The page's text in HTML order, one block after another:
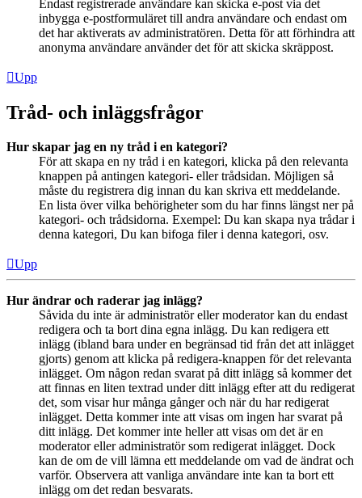
Endast registrerade användare kan skicka e-post via det
inbygga e-postformuläret till andra användare och endast om
det har aktiverats av administratören. Detta för att förhindra att
anonyma användare använder det för att skicka skräppost.
Upp
Tråd- och inläggsfrågor
Hur skapar jag en ny tråd i en kategori?
För att skapa en ny tråd i en kategori, klicka på den relevanta
knappen på antingen kategori- eller trådsidan. Möjligen så
måste du registrera dig innan du kan skriva ett meddelande.
En lista över vilka behörigheter som du har finns längst ner på
kategori- och trådsidorna. Exempel: Du kan skapa nya trådar i
denna kategori, Du kan bifoga filer i denna kategori, osv.
Upp
Hur ändrar och raderar jag inlägg?
Såvida du inte är administratör eller moderator kan du endast
redigera och ta bort dina egna inlägg. Du kan redigera ett
inlägg (ibland bara under en begränsad tid från det att inlägget
gjorts) genom att klicka på redigera-knappen för det relevanta
inlägget. Om någon redan svarat på ditt inlägg så kommer det
att finnas en liten textrad under ditt inlägg efter att du redigerat
det, som visar hur många gånger och när du har redigerat
inlägget. Detta kommer inte att visas om ingen har svarat på
ditt inlägg. Det kommer inte heller att visas om det är en
moderator eller administratör som redigerat inlägget. Dock
kan de om de vill lämna ett meddelande om vad de ändrat och
varför. Observera att vanliga användare inte kan ta bort ett
inlägg om det redan besvarats.